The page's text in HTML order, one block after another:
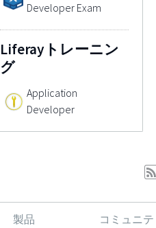
Developer Exam
Liferayトレーニン
グ
Application
Developer
製品 コミュニ